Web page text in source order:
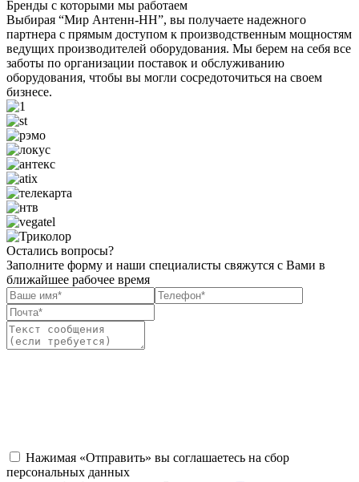
Бренды с которыми мы работаем
Выбирая “Мир Антенн-НН”, вы получаете надежного
партнера с прямым доступом к производственным мощностям
ведущих производителей оборудования. Мы берем на себя все
заботы по организации поставок и обслуживанию
оборудования, чтобы вы могли сосредоточиться на своем
бизнесе.
Остались вопросы?
Заполните форму и наши специалисты свяжутся с Вами в
ближайшее рабочее время
Нажимая «Отправить» вы соглашаетесь на сбор
персональных данных